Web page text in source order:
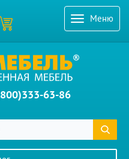
Меню
63-86